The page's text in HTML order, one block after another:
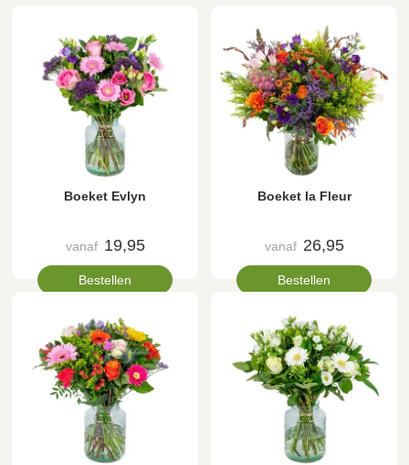
Boeket Evlyn
vanaf 19,95
Bestellen
Boeket la Fleur
vanaf 26,95
Bestellen